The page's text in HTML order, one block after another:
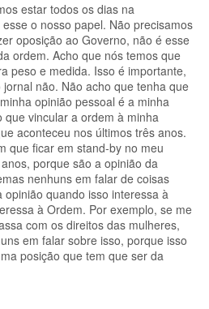
estar todos os dias na
o nosso papel. Não precisamos
oposição ao Governo, não é esse
ordem. Acho que nós temos que
peso e medida. Isso é importante,
não. Não acho que tenha que
opinião pessoal é a minha
que vincular a ordem à minha
aconteceu nos últimos três anos.
que ficar em stand-by no meu
porque são a opinião da
nenhuns em falar de coisas
quando isso interessa à
à Ordem. Por exemplo, se me
com os direitos das mulheres,
em falar sobre isso, porque isso
posição que tem que ser da